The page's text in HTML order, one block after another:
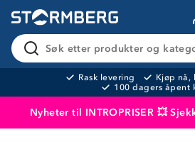
Søk etter produkter og
Rask levering
Kjøp nå,
100 dagers åpent
Nyheter til INTROPRISER 💥